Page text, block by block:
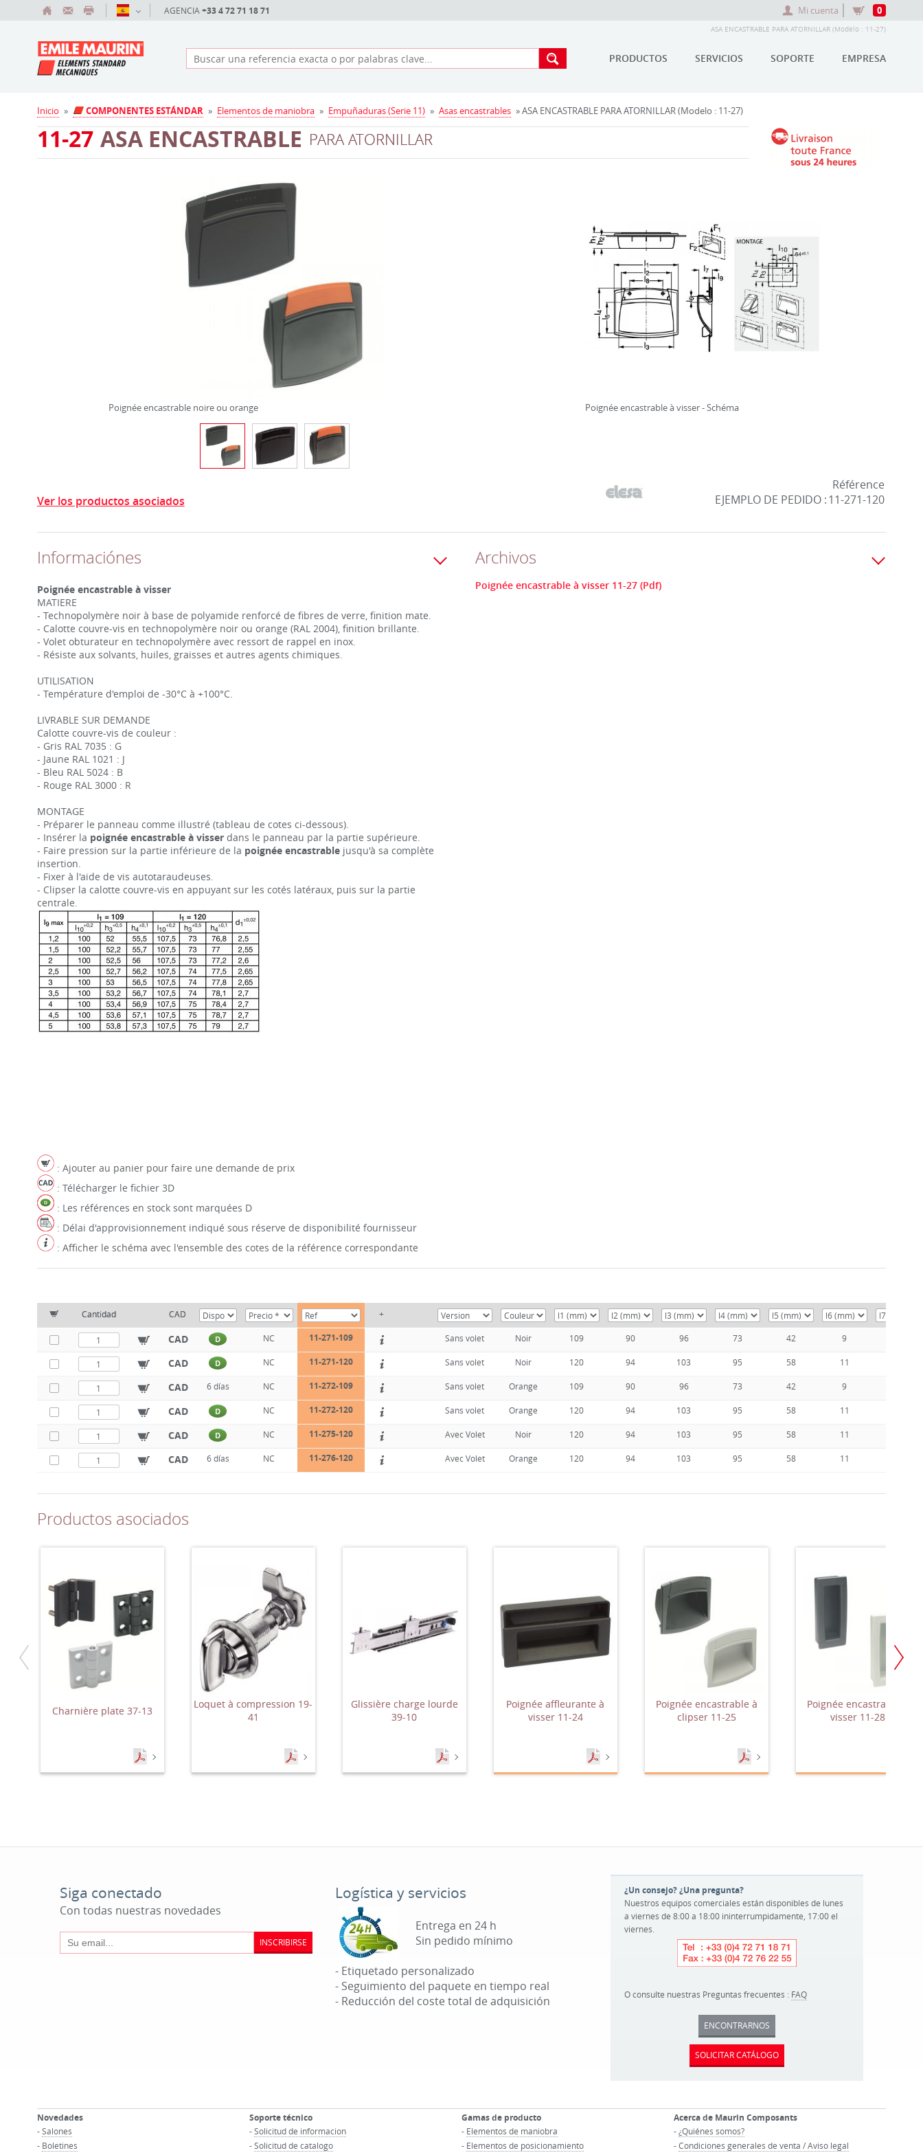
AGENCIA +33 4 72 71 18 71 Mi cuenta 0
ASA ENCASTRABLE PARA ATORNILLAR (Modelo : 11-27)
PRODUCTOS SERVICIOS SOPORTE EMPRESA
Inicio » COMPONENTES ESTÁNDAR » Elementos de maniobra » Empuñaduras (Serie 11) » Asas encastrables » ASA ENCASTRABLE PARA ATORNILLAR (Modelo : 11-27)
11-27 ASA ENCASTRABLE PARA ATORNILLAR
Poignée encastrable noire ou orange Poignée encastrable à visser - Schéma
Ver los productos asociados EJEMPLO DE PEDIDO :
Référence
11-271-120
Informaciónes
Poignée encastrable à visser
MATIERE
- Technopolymère noir à base de polyamide renforcé de fibres de verre, finition mate.
- Calotte couvre-vis en technopolymère noir ou orange (RAL 2004), finition brillante.
- Volet obturateur en technopolymère avec ressort de rappel en inox.
- Résiste aux solvants, huiles, graisses et autres agents chimiques.
UTILISATION
- Température d'emploi de -30°C à +100°C.
LIVRABLE SUR DEMANDE
Calotte couvre-vis de couleur :
- Gris RAL 7035 : G
- Jaune RAL 1021 : J
- Bleu RAL 5024 : B
- Rouge RAL 3000 : R
MONTAGE
- Préparer le panneau comme illustré (tableau de cotes ci-dessous).
- Insérer la poignée encastrable à visserdans le panneau par la partie supérieure.
- Faire pression sur la partie inférieure de la poignée encastrablejusqu'à sa complète
insertion.
- Fixer à l'aide de vis autotaraudeuses.
- Clipser la calotte couvre-vis en appuyant sur les cotés latéraux, puis sur la partie
centrale.
: Ajouter au panier pour faire une demande de prix
: Télécharger le fichier 3D
: Les références en stock sont marquées D
: Délai d'approvisionnement indiqué sous réserve de disponibilité fournisseur
: Afficher le schéma avec l'ensemble des cotes de la référence correspondante
Archivos
Poignée encastrable à visser 11-27 (Pdf)
Cantidad CAD +
CAD D NC 11-271-109 Sans volet Noir 109 90 96 73 42 9
CAD D NC 11-271-120 Sans volet Noir 120 94 103 95 58 11
CAD 6 días NC 11-272-109 Sans volet Orange 109 90 96 73 42 9
CAD D NC 11-272-120 Sans volet Orange 120 94 103 95 58 11
CAD D NC 11-275-120 Avec Volet Noir 120 94 103 95 58 11
CAD 6 días NC 11-276-120 Avec Volet Orange 120 94 103 95 58 11
Productos asociados
Charnière plate 37-13
Loquet à compression 19-
41
Glissière charge lourde
39-10
Poignée affleurante à
visser 11-24
Poignée encastrable à
clipser 11-25
Poignée encastrable à
visser 11-28
Siga conectado
Con todas nuestras novedades
INSCRIBIRSE
Logística y servicios
Entrega en 24 h
Sin pedido mínimo
- Etiquetado personalizado
- Seguimiento del paquete en tiempo real
- Reducción del coste total de adquisición
¿Un consejo? ¿Una pregunta?
Nuestros equipos comerciales están disponibles de lunes
a viernes de 8:00 a 18:00 ininterrumpidamente, 17:00 el
viernes.
O consulte nuestras Preguntas frecuentes : FAQ
ENCONTRARNOS
SOLICITAR CATÁLOGO
Novedades
-Salones
- Boletines
Soporte técnico
-Solicitud de informacion
-Solicitud de catalogo
Gamas de producto
- Elementos de maniobra
- Elementos de posicionamiento
Acerca de Maurin Composants
-¿Quiénes somos?
-Condiciones generales de venta / Aviso legal